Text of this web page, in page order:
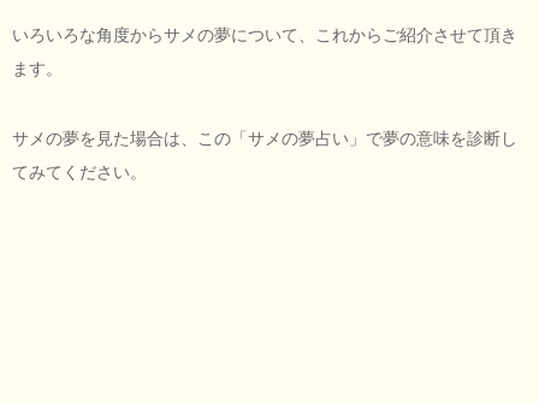
いろいろな角度からサメの夢について、これからご紹介させて頂き
ます。
サメの夢を見た場合は、この「サメの夢占い」で夢の意味を診断し
てみてください。